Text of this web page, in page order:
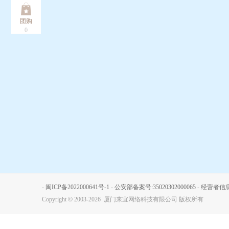
团购
0
- 闽ICP备2022000641号-1 - 公安部备案号:35020302000065 - 经营者信
Copyright © 2003-2026 厦门来宜网络科技有限公司 版权所有